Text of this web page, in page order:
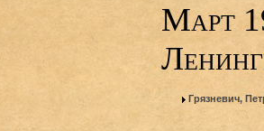
Март
Грязневич,